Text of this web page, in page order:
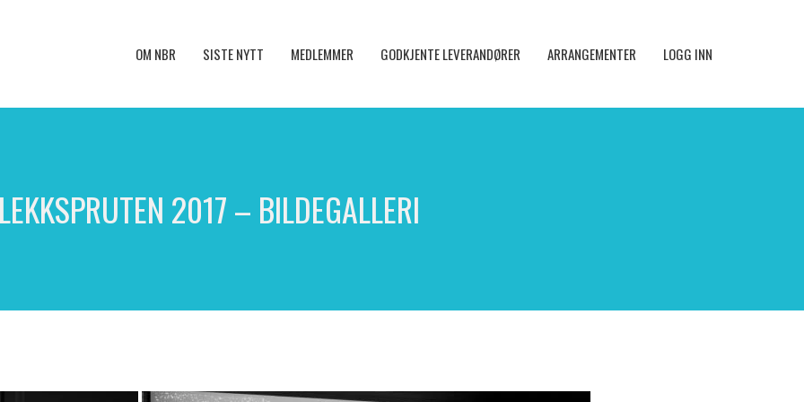
OM NBR SISTE NYTT MEDLEMMER GODKJENTE LEVERANDØRER ARRANGEMENTER LOGG INN
2017 – BILDEGALLERI